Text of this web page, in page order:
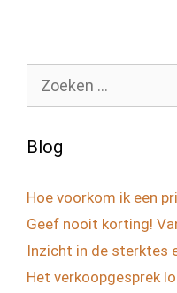
naar:
Blog
Hoe voorkom ik een
Geef nooit korting!
Inzicht in de sterktes
Het verkoopgesprek